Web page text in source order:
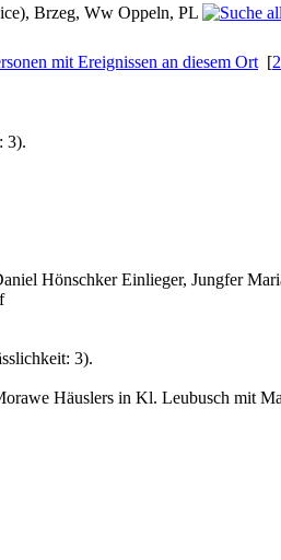
Brzeg, Ww Oppeln, PL
[2
3).
Hönschker Einlieger, Jungfer
3).
Häuslers in Kl. Leubusch mit